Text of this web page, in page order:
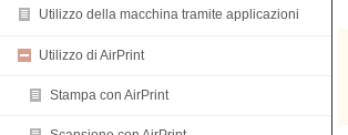
Utilizzo della macchina tramite applicazioni
Utilizzo di AirPrint
Stampa con AirPrint